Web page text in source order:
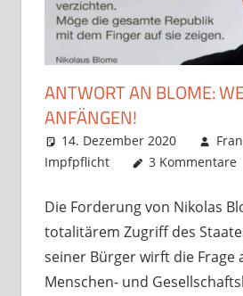
ANTWORT AN BLOME:
ANFÄNGEN!
14. Dezember 2020
Impfpflicht
3 Kommentare
Die Forderung von Nikolas
totalitärem Zugriff des
seiner Bürger wirft die Frage
Menschen- und